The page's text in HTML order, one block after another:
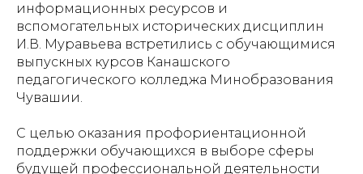
информационных ресурсов и
вспомогательных исторических дисциплин
И.В. Муравьева встретились с обучающимися
выпускных курсов Канашского
педагогического колледжа Минобразования
Чувашии.
С целью оказания профориентационной
поддержки обучающихся в выборе сферы
будущей профессиональной деятельности